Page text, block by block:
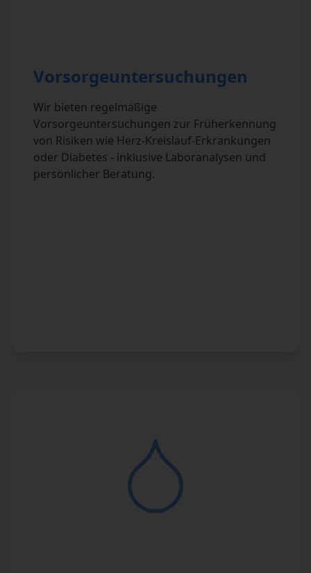
Vorsorgeuntersuchungen
Wir bieten regelmäßige
Vorsorgeuntersuchungen zur Früherkennung
von Risiken wie Herz-Kreislauf-Erkrankungen
oder Diabetes - inklusive Laboranalysen und
persönlicher Beratung.